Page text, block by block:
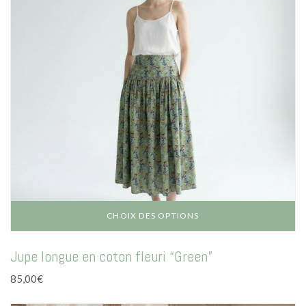
choisies
la
page
du
produit
CHOIX DES OPTIONS
produit
Jupe longue en coton fleuri “Green”
85,00€